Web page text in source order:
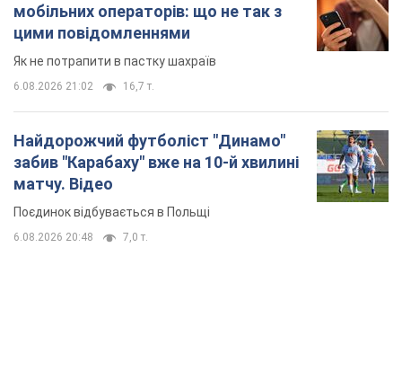
мобільних операторів: що не так з
цими повідомленнями
Як не потрапити в пастку шахраїв
6.08.2026 21:02 16,7 т.
Найдорожчий футболіст "Динамо"
забив "Карабаху" вже на 10-й хвилині
матчу. Відео
Поєдинок відбувається в Польщі
6.08.2026 20:48 7,0 т.